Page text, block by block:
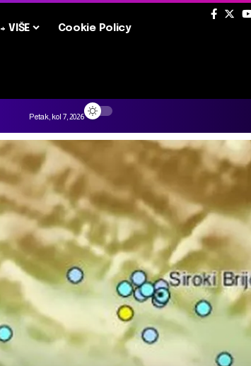
+ VIŠE Cookie Policy
Petak, kol 7, 2026